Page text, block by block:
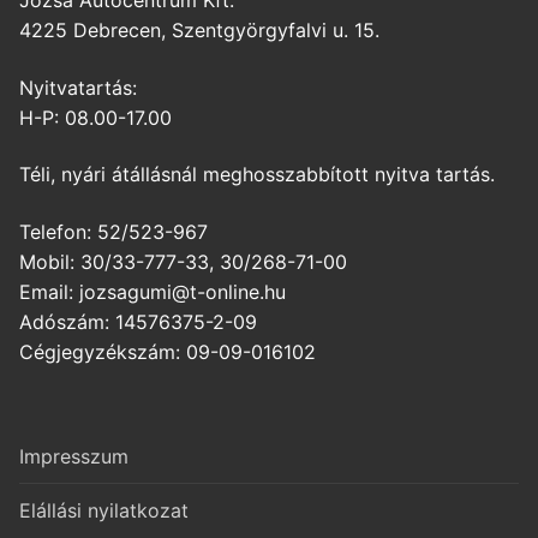
4225 Debrecen, Szentgyörgyfalvi u. 15.
Nyitvatartás:
H-P: 08.00-17.00
Téli, nyári átállásnál meghosszabbított nyitva tartás.
Telefon: 52/523-967
Mobil: 30/33-777-33, 30/268-71-00
Email: jozsagumi@t-online.hu
Adószám: 14576375-2-09
Cégjegyzékszám: 09-09-016102
Impresszum
Elállási nyilatkozat